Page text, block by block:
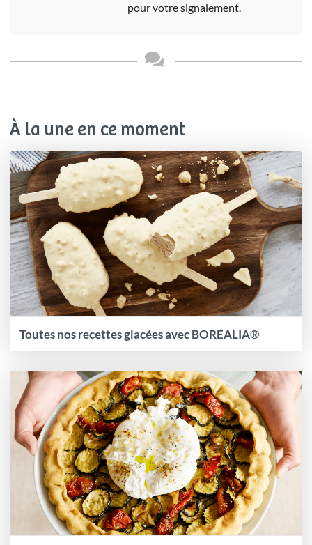
pour votre signalement.
À la une en ce moment
Toutes nos recettes glacées avec BOREALIA®